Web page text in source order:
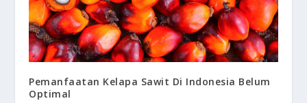
Pemanfaatan Kelapa Sawit Di Indonesia Belum
Optimal